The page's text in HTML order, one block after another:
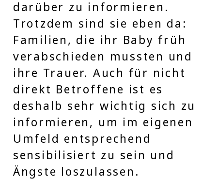
darüber zu informieren.
Trotzdem sind sie eben da:
Familien, die ihr Baby früh
verabschieden mussten und
ihre Trauer. Auch für nicht
direkt Betroffene ist es
deshalb sehr wichtig sich zu
informieren, um im eigenen
Umfeld entsprechend
sensibilisiert zu sein und
Ängste loszulassen.